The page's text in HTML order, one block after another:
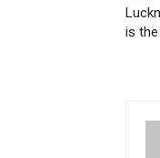
is the